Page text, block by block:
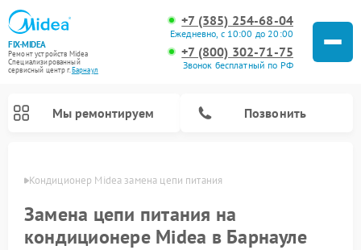
FIX-MIDEA
Ремонт устройств Midea
Специализированный
cервисный центр г.Барнаул
+7 (385) 254-68-04
Ежедневно, с 10:00 до 20:00
+7 (800) 302-71-75
Звонок бесплатный по РФ
Мы ремонтируем Позвонить
Кондиционер Midea замена цепи питания
Замена цепи питания на
кондиционере Midea в Барнауле